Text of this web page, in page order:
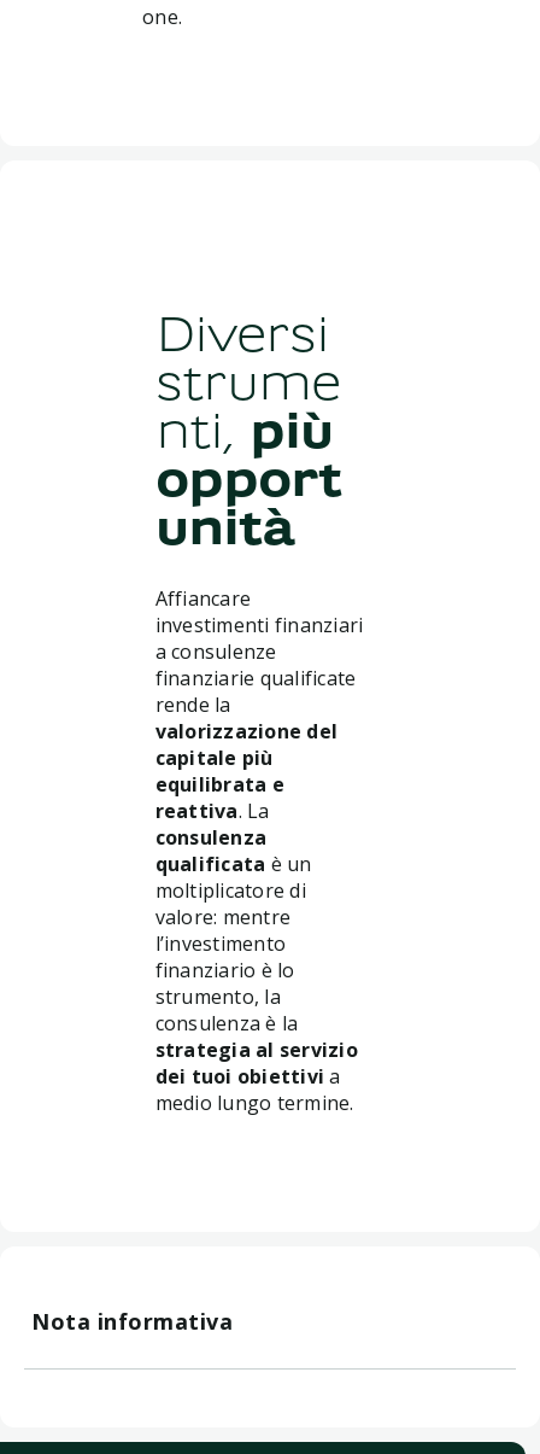
one.
Diversi
strume
nti, più
opport
unità
Affiancare
investimenti finanziari
a consulenze
finanziarie qualificate
rende la
valorizzazione del
capitale più
equilibrata e
reattiva. La
consulenza
qualificata è un
moltiplicatore di
valore: mentre
l’investimento
finanziario è lo
strumento, la
consulenza è la
strategia al servizio
dei tuoi obiettivi a
medio lungo termine.
Nota informativa